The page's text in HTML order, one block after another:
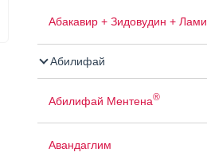
Абакавир + Зидовудин +
Абилифай
Абилифай Ментена®
Авандаглим